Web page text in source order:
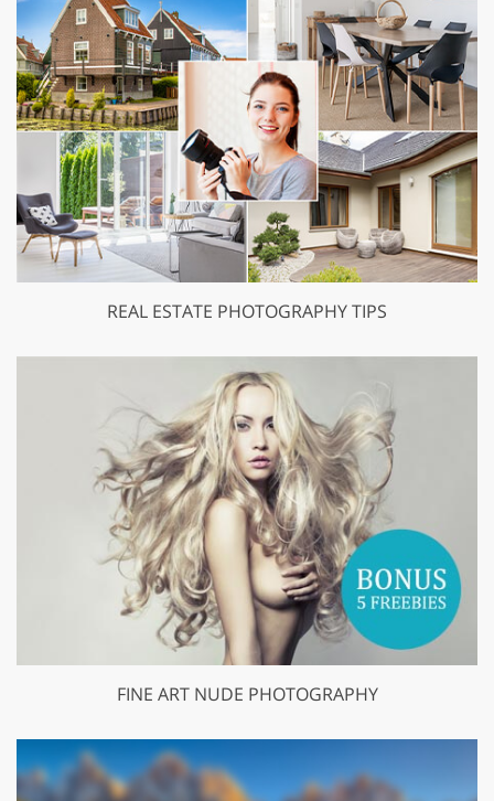
REAL ESTATE PHOTOGRAPHY TIPS
FINE ART NUDE PHOTOGRAPHY